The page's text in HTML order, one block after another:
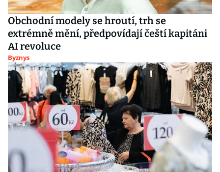
Obchodní modely se hroutí, trh se
extrémně mění, předpovídají čeští kapitáni
AI revoluce
Byznys